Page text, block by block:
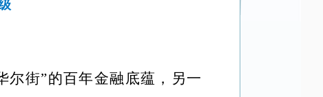
尔街”的百年金融底蕴，另一